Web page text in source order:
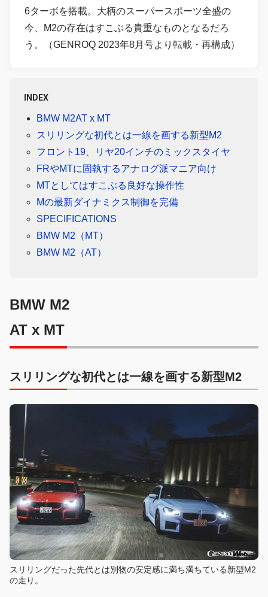
6ターボを搭載。大柄のスーパースポーツ全盛の
今、M2の存在はすこぶる貴重なものとなるだろ
う。（GENROQ 2023年8月号より転載・再構成）
INDEX
BMW M2AT x MT
スリリングな初代とは一線を画する新型M2
フロント19、リヤ20インチのミックスタイヤ
FRやMTに固執するアナログ派マニア向け
MTとしてはすこぶる良好な操作性
Mの最新ダイナミクス制御を完備
SPECIFICATIONS
BMW M2（MT）
BMW M2（AT）
BMW M2
AT x MT
スリリングな初代とは一線を画する新型M2
スリリングだった先代とは別物の安定感に満ち満ちている新型M2
の走り。